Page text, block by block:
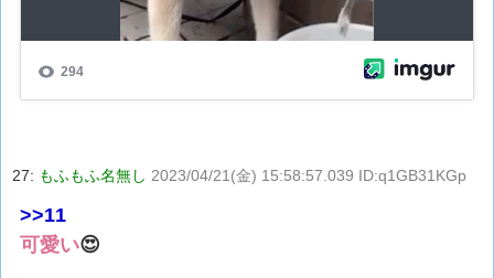
27: もふもふ名無し 2023/04/21(金) 15:58:57.039 ID:q1GB31KGp
>>11
可愛い😍